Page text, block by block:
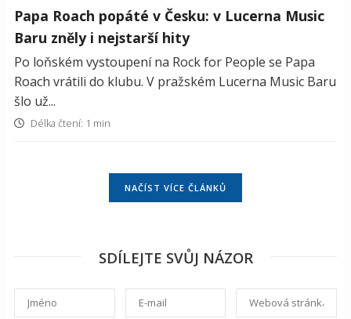
Papa Roach popáté v Česku: v Lucerna Music
Baru zněly i nejstarší hity
Po loňském vystoupení na Rock for People se Papa
Roach vrátili do klubu. V pražském Lucerna Music Baru
šlo už...
Délka čtení: 1 min
NAČÍST VÍCE ČLÁNKŮ
SDÍLEJTE SVŮJ NÁZOR